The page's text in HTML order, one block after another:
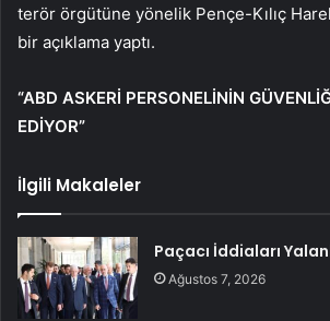
terör örgütüne yönelik Pençe-Kılıç
bir açıklama yaptı.
“ABD ASKERİ PERSONELİNİN
EDİYOR”
İlgili Makaleler
Paçacı İddiaları
Ağustos 7, 2026